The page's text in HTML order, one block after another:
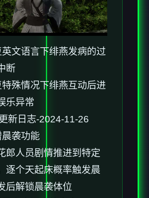
文语言下绯燕发病的过
断
殊情况下绯燕互动后进
乐异常
新日志-2024-11-26
袭功能
郎人员剧情推进到特定
逐个天起床概率触发晨
后解锁晨袭体位